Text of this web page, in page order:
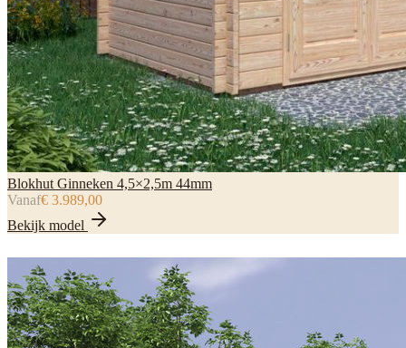
Blokhut Ginneken 4,5×2,5m 44mm
Vanaf€ 3.989,00
Bekijk model